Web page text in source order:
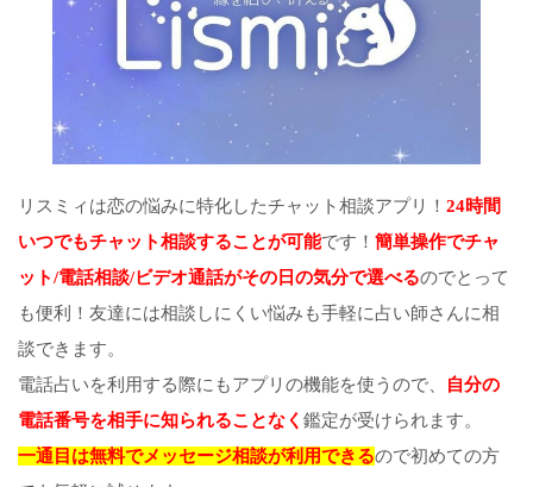
リスミィは恋の悩みに特化したチャット相談アプリ！ 24時間
いつでもチャット相談することが可能です！ 簡単操作でチャ
ット/電話相談/ビデオ通話がその日の気分で選べるのでとって
も便利！友達には相談しにくい悩みも手軽に占い師さんに相
談できます。
電話占いを利用する際にもアプリの機能を使うので、
自分の
電話番号を相手に知られることなく 鑑定が受けられます。
一通目は無料でメッセージ相談が利用できるので初めての方